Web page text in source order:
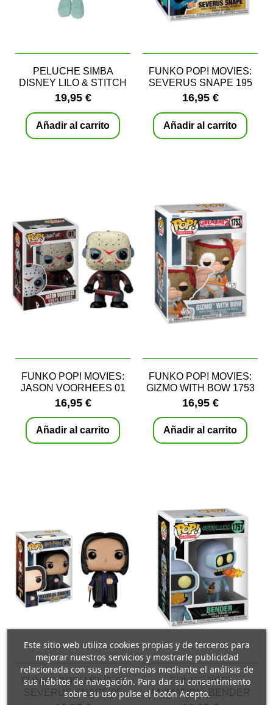
PELUCHE SIMBA
DISNEY LILO & STITCH
SCRUMP 25CM
19,95 €
Añadir al carrito
FUNKO POP! MOVIES:
SEVERUS SNAPE 195
16,95 €
Añadir al carrito
FUNKO POP! MOVIES:
JASON VOORHEES 01
16,95 €
Añadir al carrito
FUNKO POP! MOVIES:
GIZMO WITH BOW 1753
16,95 €
Añadir al carrito
FUNKO POP! MOVIES:
SEVERUS SNAPE 05
FUNKO POP!
ANIMATION: BENDER
Este sitio web utiliza cookies propias y de terceros para
mejorar nuestros servicios y mostrarle publicidad
relacionada con sus preferencias mediante el análisis de
sus hábitos de navegación. Para dar su consentimiento
sobre su uso pulse el botón Acepto.